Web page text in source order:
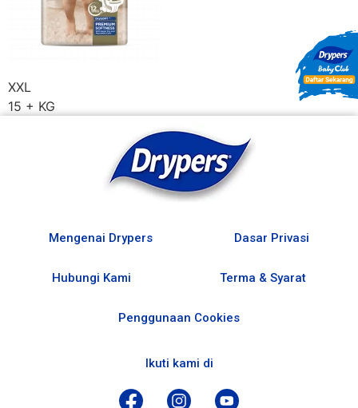
XXL
15 + KG
Mengenai Drypers Dasar Privasi
Hubungi Kami Terma & Syarat
Penggunaan Cookies
Ikuti kami di